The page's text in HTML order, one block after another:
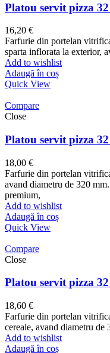
Platou servit pizza
16,20 €
Farfurie din portelan
sparta inflorata la exterior,
Add to wishlist
Adaugă în coș
Quick View
Compare
Close
Platou servit pizza
18,00 €
Farfurie din portelan
avand diametru de 320
premium,
Add to wishlist
Adaugă în coș
Quick View
Compare
Close
Platou servit pizza
18,60 €
Farfurie din portelan
cereale, avand diametru
Add to wishlist
Adaugă în coș